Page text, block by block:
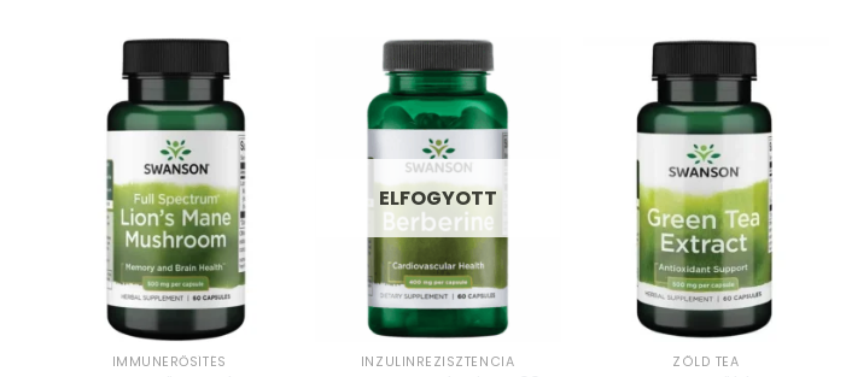
Kívánságlistához
adás
IMMUNERŐSÍTÉS
Kívánságlistához
adás
ELFOGYOTT
INZULINREZISZTENCIA
Kívánságlistához
adás
ZÖLD TEA